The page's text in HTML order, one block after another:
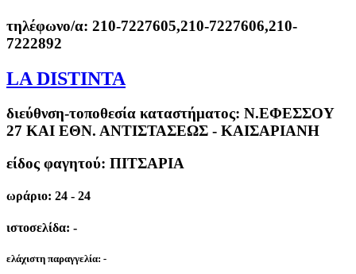
τηλέφωνο/α: 210-7227605,210-7227606,210-
7222892
LA DISTINTA
διεύθνση-τοποθεσία καταστήματος: Ν.ΕΦΕΣΣΟΥ
27 ΚΑΙ ΕΘΝ. ΑΝΤΙΣΤΑΣΕΩΣ - ΚΑΙΣΑΡΙΑΝΗ
είδος φαγητού: ΠΙΤΣΑΡΙΑ
ωράριο: 24 - 24
ιστοσελίδα: -
ελάχιστη παραγγελία: -